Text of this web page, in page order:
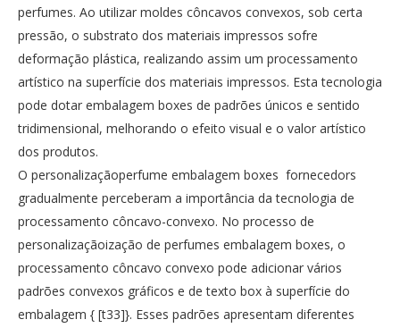
perfumes. Ao utilizar moldes côncavos convexos, sob certa
pressão, o substrato dos materiais impressos sofre
deformação plástica, realizando assim um processamento
artístico na superfície dos materiais impressos. Esta tecnologia
pode dotar embalagem boxes de padrões únicos e sentido
tridimensional, melhorando o efeito visual e o valor artístico
dos produtos.
O personalizaçãoperfume embalagem boxes fornecedors
gradualmente perceberam a importância da tecnologia de
processamento côncavo-convexo. No processo de
personalizaçãoização de perfumes embalagem boxes, o
processamento côncavo convexo pode adicionar vários
padrões convexos gráficos e de texto box à superfície do
embalagem { [t33]}. Esses padrões apresentam diferentes